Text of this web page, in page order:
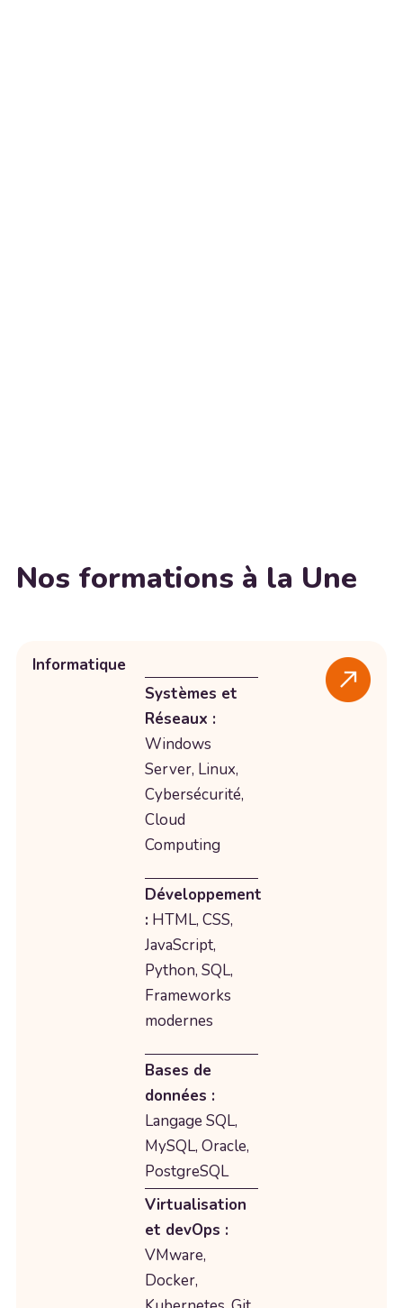
Nos formations à la Une
Informatique
Systèmes et
Réseaux :
Windows
Server, Linux,
Cybersécurité,
Cloud
Computing
Développement
: HTML, CSS,
JavaScript,
Python, SQL,
Frameworks
modernes
Bases de
données :
Langage SQL,
MySQL, Oracle,
PostgreSQL
Virtualisation
et devOps :
VMware,
Docker,